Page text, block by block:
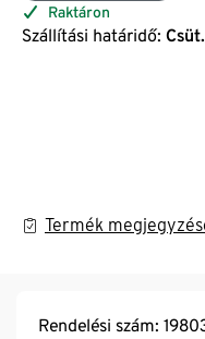
Raktáron
Szállítási határidő:
Termék
Rendelési szám: